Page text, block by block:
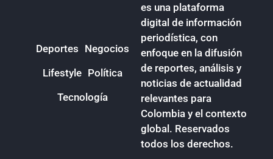
Deportes Negocios
Lifestyle Política
Tecnología
es una plataforma
digital de información
periodística, con
enfoque en la difusión
de reportes, análisis y
noticias de actualidad
relevantes para
Colombia y el contexto
global. Reservados
todos los derechos.